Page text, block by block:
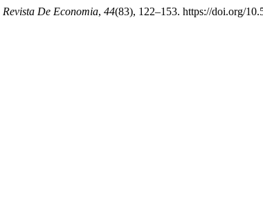
Revista De Economia, 44(83), 122–153. https://doi.org/